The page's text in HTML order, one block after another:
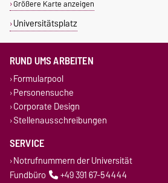
Größere Karte anzeigen
Universitätsplatz
RUND UMS ARBEITEN
Formularpool
Personensuche
Corporate Design
Stellenausschreibungen
SERVICE
Notrufnummern der Universität
Fundbüro
+49 391 67-54444